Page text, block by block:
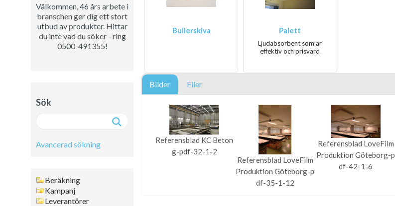
Välkommen, 46 års arbete i
branschen ger dig ett stort
utbud av produkter. Hittar
du inte vad du söker - ring
0500-491355!
Sök
Avancerad sökning
Fritext
Artikelnr
Beräkning
Kampanj
Leverantörer
Bullerskiva Palett
Ljudabsorbent som är
effektiv och prisvärd
Bilder Filer
Referensblad KC Beton
g-pdf-32-1-2
Referensblad LoveFilm
Produktion Göteborg-p
df-35-1-12
Referensblad LoveFilm
Produktion Göteborg-p
df-42-1-6